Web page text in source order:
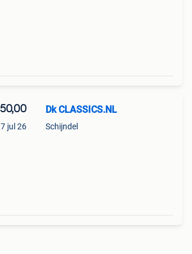
7 jul 26
Dk CLASSICS.NL
Schijndel